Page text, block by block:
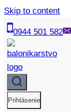
Skip to content
0944 501 582
Prihlásenie